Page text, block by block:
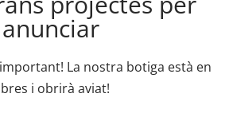
anunciar
La nostra botiga està en
i obrirà aviat!